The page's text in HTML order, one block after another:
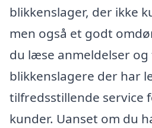
blikkenslager, der ikke
men også et godt
du læse anmeldelser
blikkenslagere der har
tilfredsstillende service
kunder. Uanset om du